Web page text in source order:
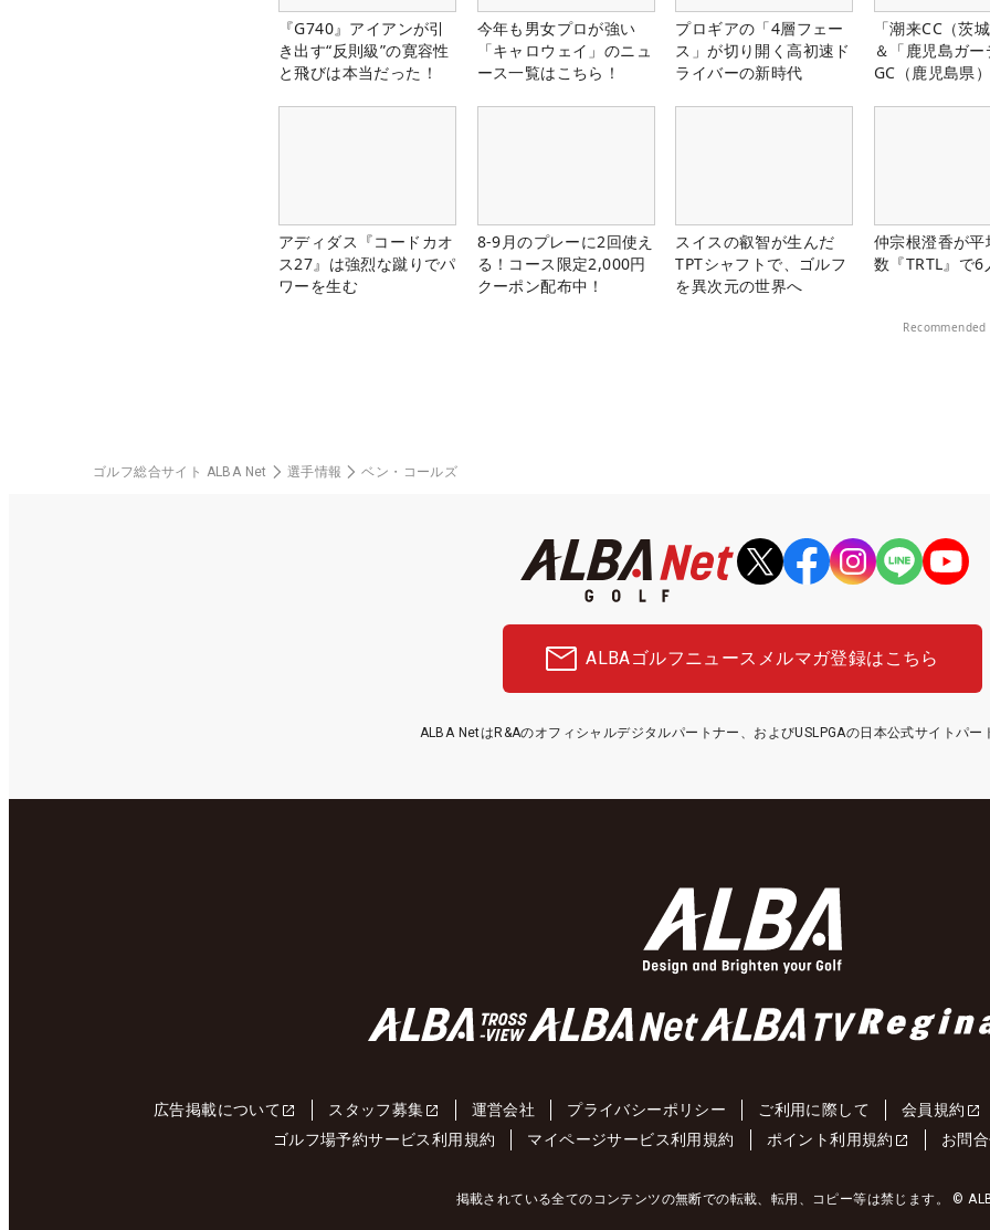
『G740』アイアンが引
き出す“反則級”の寛容性
と飛びは本当だった！
今年も男女プロが強い
「キャロウェイ」のニュ
ース一覧はこちら！
プロギアの「4層フェー
ス」が切り開く高初速ド
ライバーの新時代
「潮来CC（茨
＆「鹿児島ガー
GC（鹿児島県
アディダス『コードカオ
ス27』は強烈な蹴りでパ
ワーを生む
8-9月のプレーに2回使え
る！コース限定2,000円
クーポン配布中！
スイスの叡智が生んだ
TPTシャフトで、ゴルフ
を異次元の世界へ
仲宗根澄香が
数『TRTL』で6
Recommended
ゴルフ総合サイト ALBA Net 選手情報 ベン・コールズ
ALBAゴルフニュース メルマガ登録はこちら
ALBA NetはR&Aのオフィシャルデジタルパートナー、およびUSLPGAの日本公式サイトパー
広告掲載について スタッフ募集 運営会社 プライバシーポリシー ご利用に際して
会員規約
ゴルフ場予約サービス利用規約
マイページサービス利用規約 ポイント利用規約 お問
掲載されている全てのコンテンツの無断での転載、転用、コピー等は禁じます。 ©